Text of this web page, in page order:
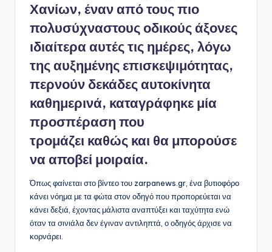
Χανίων, έναν από τους πιο
πολυσύχναστους οδικούς άξονες
ιδιαίτερα αυτές τις ημέρες, λόγω
της αυξημένης επισκεψιμότητας,
περνούν δεκάδες αυτοκίνητα
καθημερινά, καταγράφηκε μία
προσπέραση που
τρομάζει καθώς και θα μπορούσε
να αποβεί μοιραία.
Όπως φαίνεται στο βίντεο του zarpanews.gr, ένα βυτιοφόρο
κάνει νόημα με τα φώτα στον οδηγό που προπορεύεται να
κάνει δεξιά, έχοντας μάλιστα αναπτύξει και ταχύτητα ενώ
όταν τα σινιάλα δεν έγιναν αντιληπτά, ο οδηγός άρχισε να
κορνάρει.